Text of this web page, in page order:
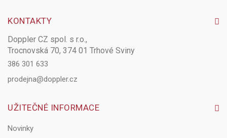
KONTAKTY
Doppler CZ spol. s r.o.,
Trocnovská 70, 374 01 Trhové Sviny
386 301 633
prodejna@doppler.cz
UŽITEČNÉ INFORMACE
Novinky